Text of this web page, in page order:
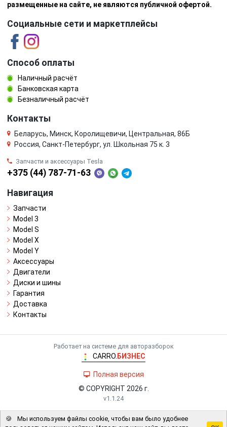
размещенные на сайте, не являются публичной офертой.
Социальные сети и маркетплейсы
Способ оплаты
Наличный расчёт
Банковская карта
Безналичный расчёт
Контакты
Беларусь, Минск, Королищевичи, Центральная, 86Б
Россия, Санкт-Петербург, ул. Школьная 75 к. 3
Запчасти и аксессуары Tesla
+375 (44) 787-71-63
Навигация
Запчасти
Model 3
Model S
Model X
Model Y
Аксессуары
Двигатели
Диски и шины
Гарантия
Доставка
Контакты
Работает на системе для авторазборок
CARRO. БИЗНЕС
Полная версия
© COPYRIGHT 2026 г.
v1.1.24
🍪
Мы используем файлы cookie, чтобы вам было удобнее